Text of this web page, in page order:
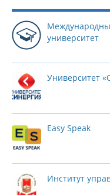
университет
Университет
Easy Speak
Институт